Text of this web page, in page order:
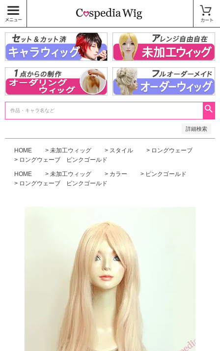
詳細検索
〜
商品タグ
キャラウィッグ
未加工ウィッグ
ベースウィッグ
衣装
SALE中
HOME 未加工ウィッグ スタイル
ロングウェーブ
ロングウェーブ ピンクゴールド
HOME 未加工ウィッグ カラー
ピンクゴールド
ロングウェーブ ピンクゴールド